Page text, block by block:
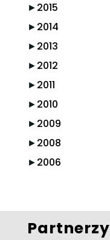
►2015
►2014
►2013
►2012
►2011
►2010
►2009
►2008
►2006
Partnerzy